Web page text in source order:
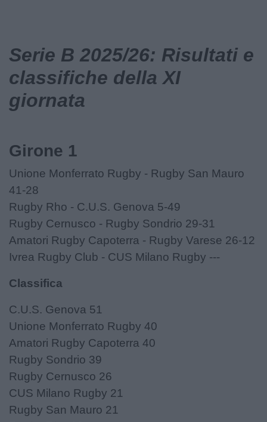
Serie B 2025/26: Risultati e
classifiche della XI
giornata
Girone 1
Unione Monferrato Rugby - Rugby San Mauro
41-28
Rugby Rho - C.U.S. Genova 5-49
Rugby Cernusco - Rugby Sondrio 29-31
Amatori Rugby Capoterra - Rugby Varese 26-12
Ivrea Rugby Club - CUS Milano Rugby ---
Classifica
C.U.S. Genova 51
Unione Monferrato Rugby 40
Amatori Rugby Capoterra 40
Rugby Sondrio 39
Rugby Cernusco 26
CUS Milano Rugby 21
Rugby San Mauro 21